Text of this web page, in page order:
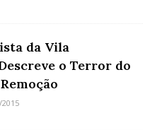
da Vila
o Terror do
2015